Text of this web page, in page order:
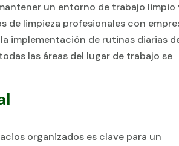
un entorno de trabajo limpio
de limpieza profesionales con
implementación de rutinas diarias
las áreas del lugar de trabajo se
organizados es clave para un